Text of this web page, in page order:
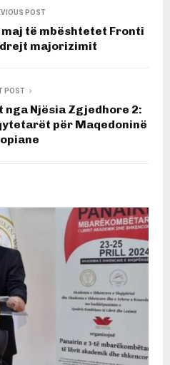
POST
të mbështetet Fronti
majorizimit
POST
nga Njësia Zgjedhore 2:
për Maqedoninë